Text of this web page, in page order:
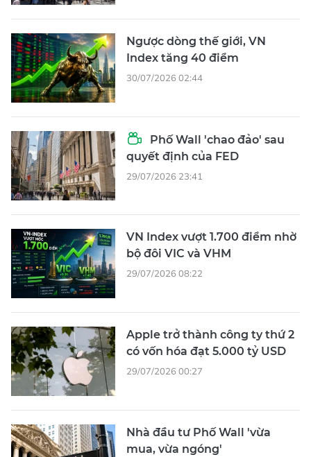
Ngược dòng thế giới, VN
Index tăng 40 điểm
30/07/2026 02:44
Phố Wall 'chao đảo' sau
quyết định của FED
29/07/2026 23:41
VN Index vượt 1.700 điểm nhờ
bộ đôi VIC và VHM
29/07/2026 08:22
Apple trở thành công ty thứ 2
có vốn hóa đạt 5.000 tỷ USD
29/07/2026 00:27
Nhà đầu tư Phố Wall 'vừa
mua, vừa ngóng'